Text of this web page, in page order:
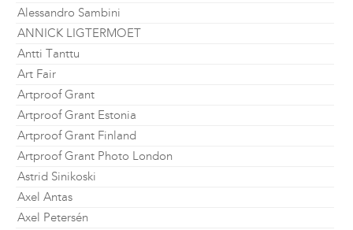
Alessandro Sambini
ANNICK LIGTERMOET
Antti Tanttu
Art Fair
Artproof Grant
Artproof Grant Estonia
Artproof Grant Finland
Artproof Grant Photo London
Astrid Sinikoski
Axel Antas
Axel Petersén